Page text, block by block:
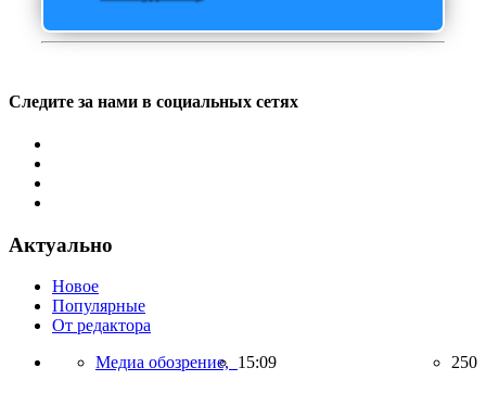
Следите за нами в социальных сетях
Актуально
Новое
Популярные
От редактора
Медиа обозрение, 15:09 250